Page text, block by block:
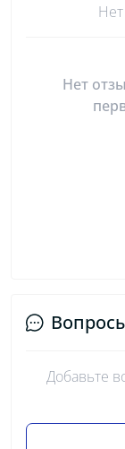
Нет
Добавьте